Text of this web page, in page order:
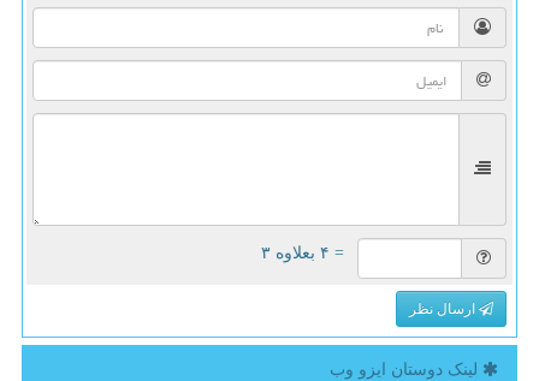
= ۴ بعلاوه ۳
ارسال نظر
لینک دوستان ایزو وب